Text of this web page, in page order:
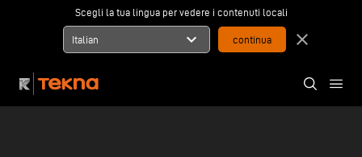
Scegli la tua lingua per vedere i contenuti locali
Italian expand_more close